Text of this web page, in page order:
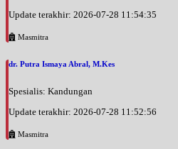
Update terakhir: 2026-07-28 11:54:35
Masmitra
dr. Putra Ismaya Abral, M.Kes
Spesialis: Kandungan
Update terakhir: 2026-07-28 11:52:56
Masmitra